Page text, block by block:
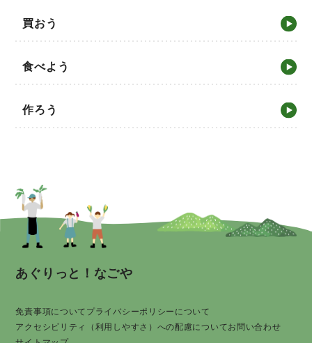
買おう
食べよう
作ろう
あぐりっと！なごや
免責事項について プライバシーポリシーについて
アクセシビリティ（利用しやすさ）への配慮についてお問い合わせ